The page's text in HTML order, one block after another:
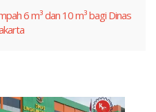
6 m³ dan 10 m³ bagi Dinas